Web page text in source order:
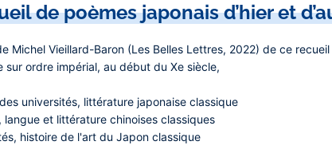
de poèmes japonais d’hier et
Michel Vieillard-Baron (Les Belles Lettres, 2022) de ce
ordre impérial, au début du Xe siècle,
universités, littérature japonaise classique
et littérature chinoises classiques
histoire de l'art du Japon classique